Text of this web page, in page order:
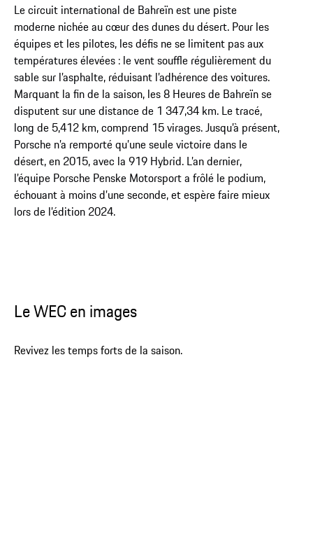
Le circuit international de Bahreïn est une piste
moderne nichée au cœur des dunes du désert. Pour les
équipes et les pilotes, les défis ne se limitent pas aux
températures élevées : le vent souffle régulièrement du
sable sur l’asphalte, réduisant l’adhérence des voitures.
Marquant la fin de la saison, les 8 Heures de Bahreïn se
disputent sur une distance de 1 347,34 km. Le tracé,
long de 5,412 km, comprend 15 virages. Jusqu’à présent,
Porsche n’a remporté qu’une seule victoire dans le
désert, en 2015, avec la 919 Hybrid. L’an dernier,
l’équipe Porsche Penske Motorsport a frôlé le podium,
échouant à moins d’une seconde, et espère faire mieux
lors de l’édition 2024.
Le WEC en images
Revivez les temps forts de la saison.